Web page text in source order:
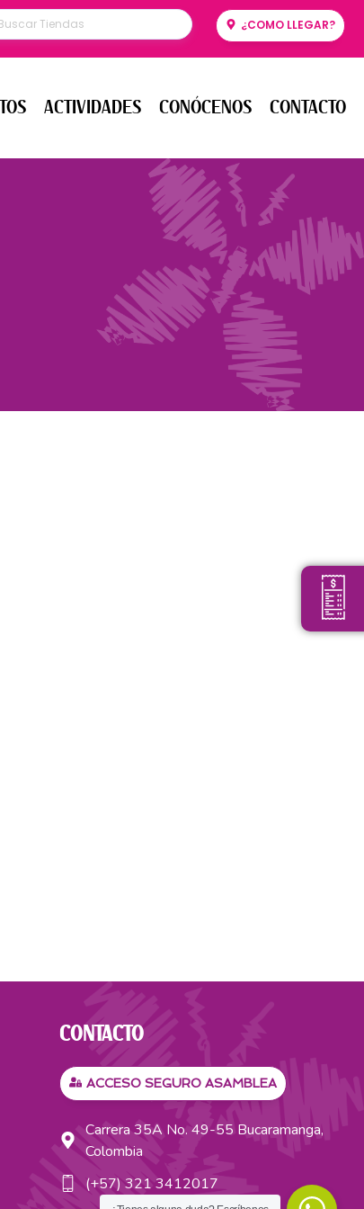
¿COMO LLEGAR?
ACTIVIDADES CONÓCENOS CONTACTO
ACTIVIDADES CONÓCENOS CONTACTO
CONTACTO
ACCESO SEGURO ASAMBLEA
Carrera 35A No. 49-55 Bucaramanga,
Colombia
(+57) 321 3412017